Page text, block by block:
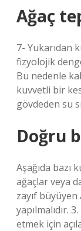
Ağaç
7- Yukarıdan
fizyolojik
Bu nedenle
kuvvetli bir
gövdeden su
Doğru
Aşağıda bazı
ağaçlar veya
zayıf
yapılmalıdır.
etmek için